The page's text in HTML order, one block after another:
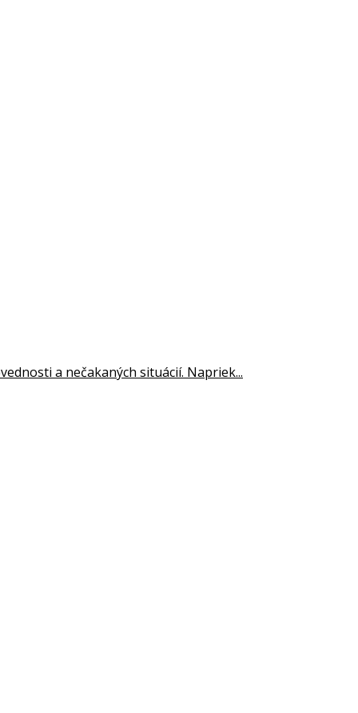
a nečakaných situácií. Napriek...